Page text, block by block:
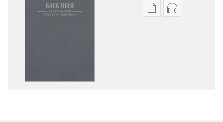
СкачайСкачай